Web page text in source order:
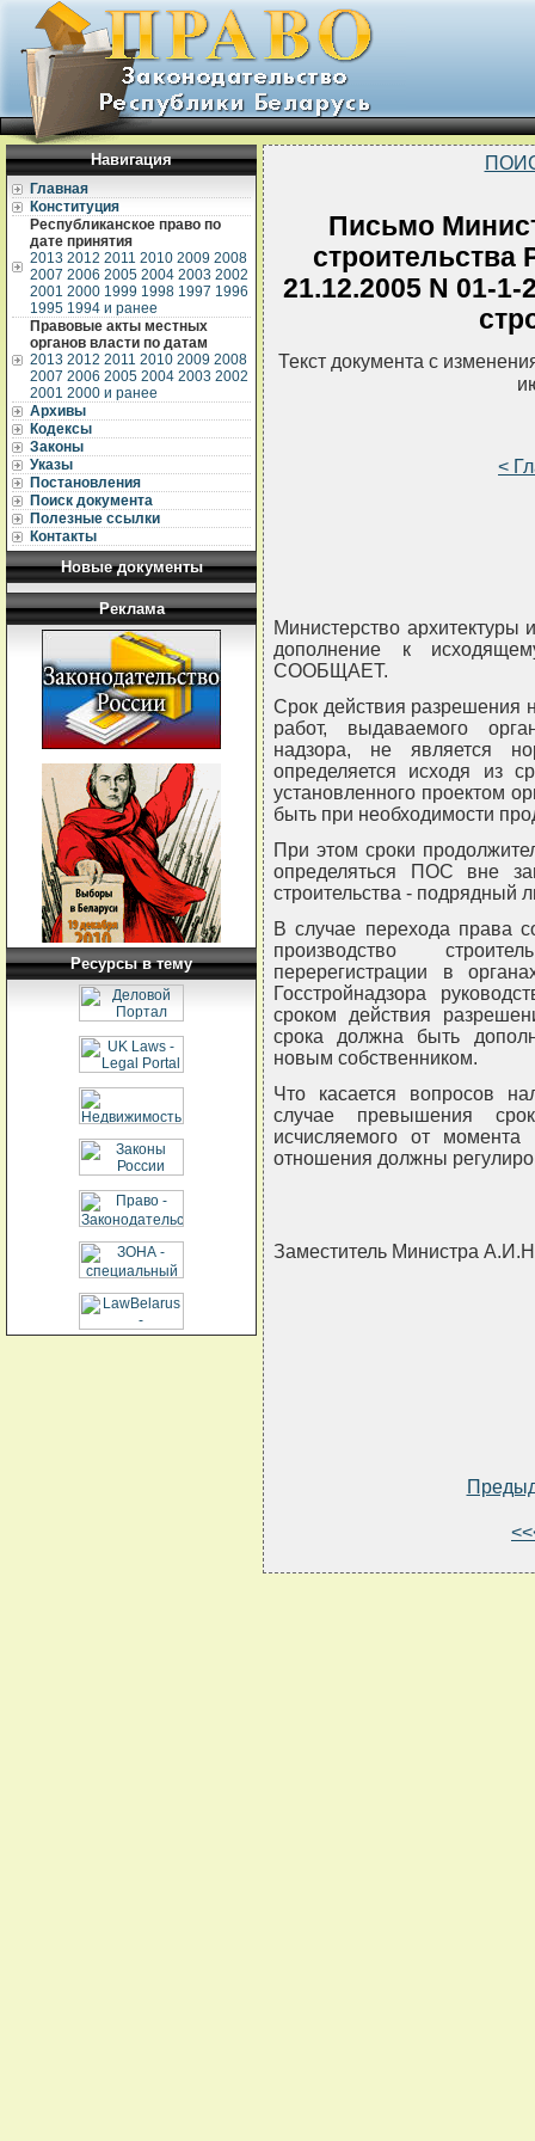
Навигация
Главная
Конституция
Республиканское право по
дате принятия
2013 2012 2011 2010 2009 2008
2007 2006 2005 2004 2003 2002
2001 2000 1999 1998 1997 1996
1995 1994 и ранее
Правовые акты местных
органов власти по датам
2013 2012 2011 2010 2009 2008
2007 2006 2005 2004 2003 2002
2001 2000 и ранее
Архивы
Кодексы
Законы
Указы
Постановления
Поиск документа
Полезные ссылки
Контакты
Новые документы
Реклама
Ресурсы в тему
Письмо
строительства
21.12.2005 N 01-
Текст документа с
<
Министерство архитектуры
дополнение к
СООБЩАЕТ.
Срок действия разрешения
работ, выдаваемого
надзора, не является
определяется исходя из
установленного проектом
быть при необходимости
При этом сроки
определяться ПОС вне
строительства - подрядный
В случае перехода права
производство
перерегистрации в
Госстройнадзора
сроком действия
срока должна быть
новым собственником.
Что касается вопросов
случае превышения
исчисляемого от момента
отношения должны
Заместитель Министра